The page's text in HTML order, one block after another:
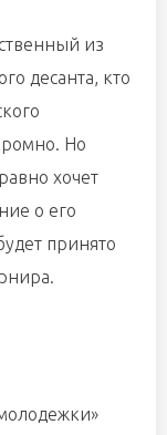
из
десанта, кто
Но
хочет
о его
принято